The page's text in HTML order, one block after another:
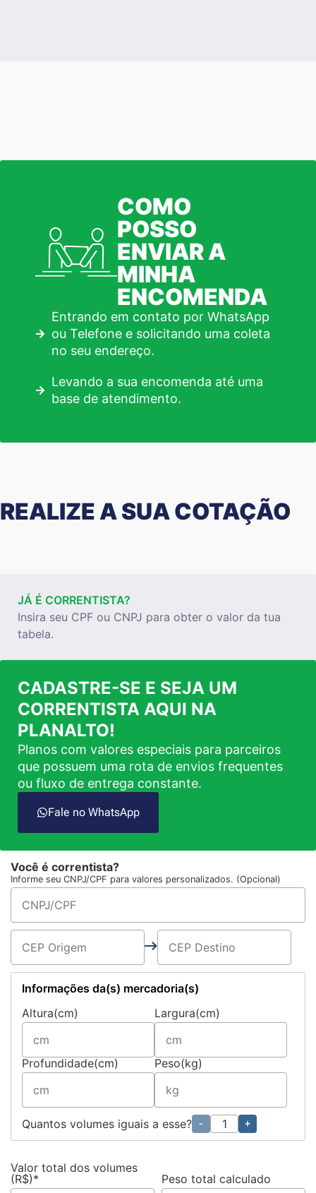
COMO
POSSO
ENVIAR A
MINHA
ENCOMENDA
Entrando em contato por WhatsApp
ou Telefone e solicitando uma coleta
no seu endereço.
Levando a sua encomenda até uma
base de atendimento.
REALIZE A SUA COTAÇÃO
JÁ É CORRENTISTA?
Insira seu CPF ou CNPJ para obter o valor da tua
tabela.
CADASTRE-SE E SEJA UM
CORRENTISTA AQUI NA
PLANALTO!
Planos com valores especiais para parceiros
que possuem uma rota de envios frequentes
ou fluxo de entrega constante.
Fale no WhatsApp
Você é correntista?
Informe seu CNPJ/CPF para valores personalizados. (Opcional)
Informações da(s) mercadoria(s)
Altura(cm)
Largura(cm)
Profundidade(cm) Peso(kg)
Quantos volumes iguais a esse? - +
Valor total dos volumes
(R$)*
Peso total calculado